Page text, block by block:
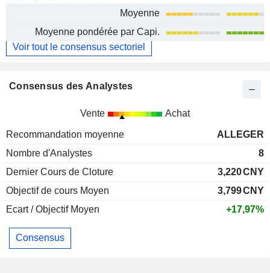
Moyenne
Moyenne pondérée par Capi.
Voir tout le consensus sectoriel
Consensus des Analystes
Vente Achat
Recommandation moyenne
ALLEGER
Nombre d'Analystes
8
Dernier Cours de Cloture
3,220CNY
Objectif de cours Moyen
3,799CNY
Ecart / Objectif Moyen
+17,97%
Consensus